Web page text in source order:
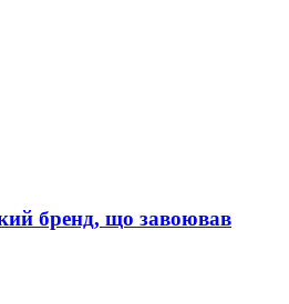
бренд, що завоював